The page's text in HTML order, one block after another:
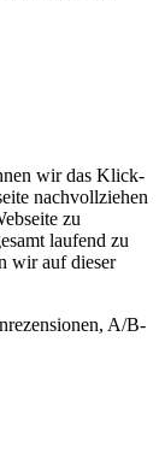
wir das Klick-
nachvollziehen
zu
laufend zu
wir auf dieser
A/B-